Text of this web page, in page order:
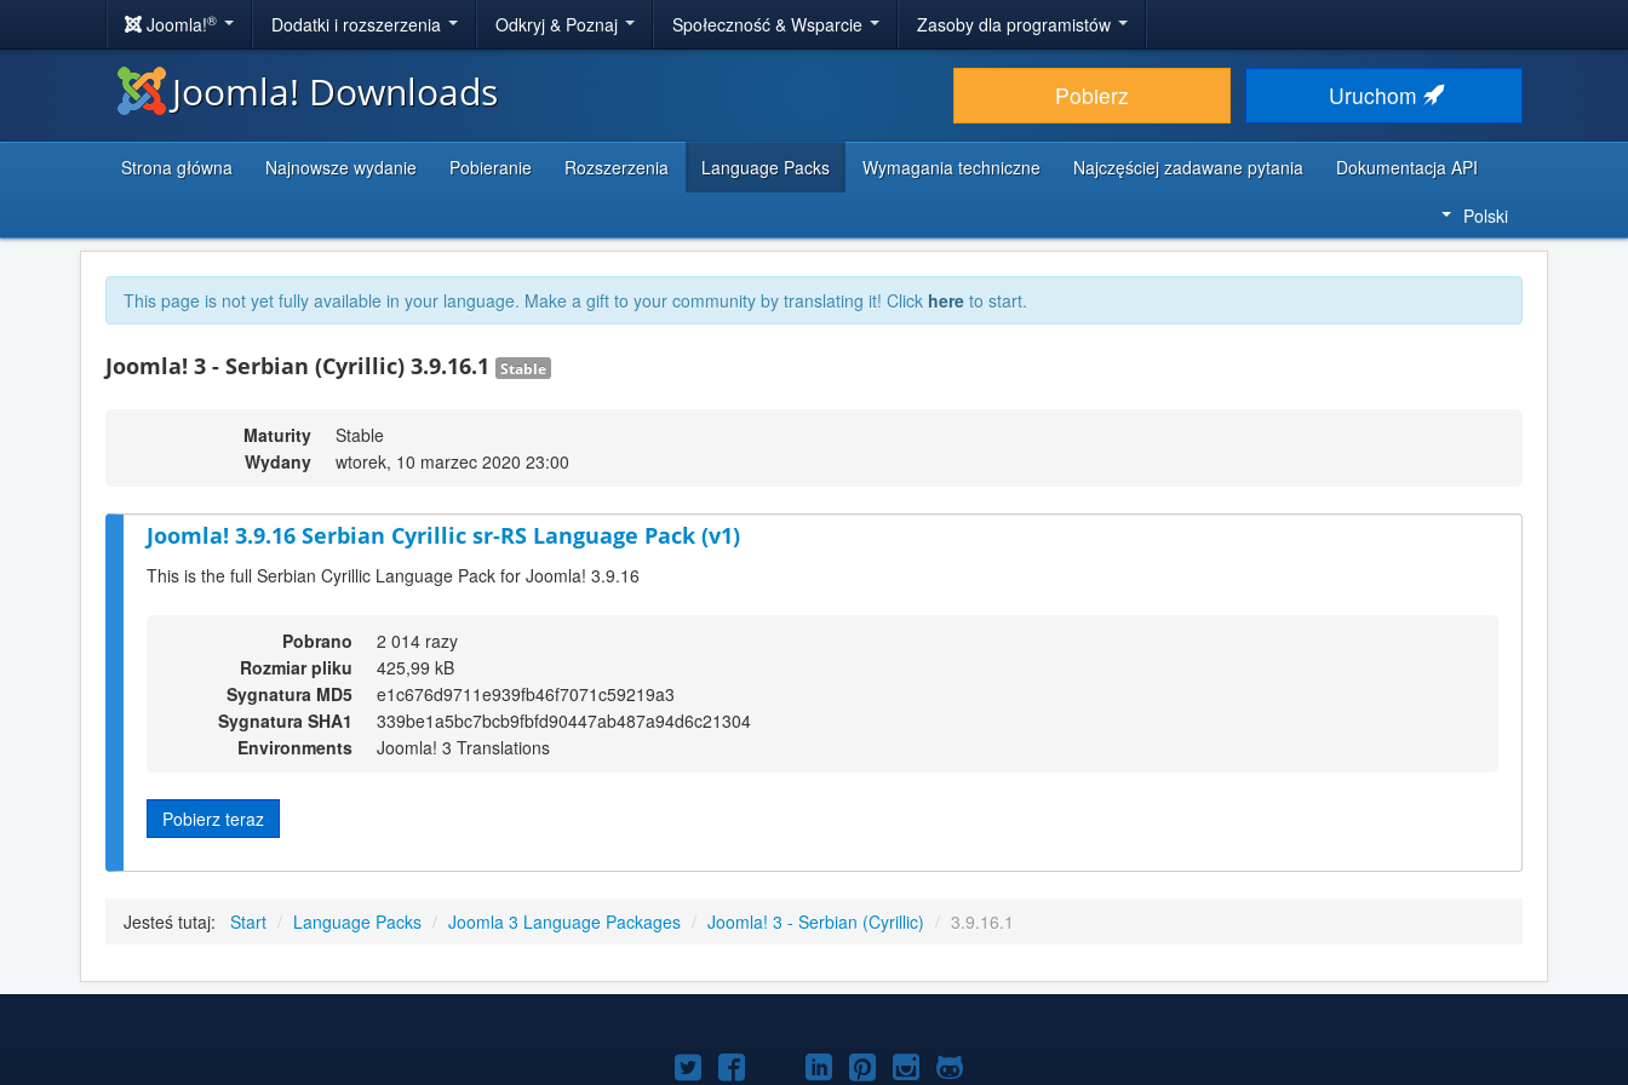
Joomla!® Dodatki i rozszerzenia Odkryj & Poznaj Społeczność & Wsparcie Zasoby dla programistów
Joomla! Downloads Pobierz Uruchom
Strona główna Najnowsze wydanie Pobieranie Rozszerzenia Language Packs Wymagania techniczne Najczęściej zadawane pytania
Dokumentacja API
Polski
This page is not yet fully available in your language. Make a gift to your community by translating it! Click here to start.
Joomla! 3 - Serbian (Cyrillic) 3.9.16.1 Stable
Maturity
Stable
Wydany
wtorek, 10 marzec 2020 23:00
Joomla! 3.9.16 Serbian Cyrillic sr-RS Language Pack (v1)
This is the full Serbian Cyrillic Language Pack for Joomla! 3.9.16
Pobrano
2 014 razy
Rozmiar pliku
425,99 kB
Sygnatura MD5
e1c676d9711e939fb46f7071c59219a3
Sygnatura SHA1
339be1a5bc7bcb9fbfd90447ab487a94d6c21304
Environments
Joomla! 3 Translations
Pobierz teraz
Jesteś tutaj: Start / Language Packs / Joomla 3 Language Packages / Joomla! 3 - Serbian (Cyrillic) / 3.9.16.1
Joomla!Joomla!Joomla!
Joomla!Joomla!
Joomla!Joomla!